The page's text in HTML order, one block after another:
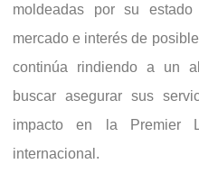
moldeadas por su
mercado e interés de
continúa rindiendo a un
buscar asegurar sus
impacto en la Premier
internacional.